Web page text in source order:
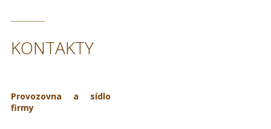
KONTAKTY
Provozovna a sídlo
firmy